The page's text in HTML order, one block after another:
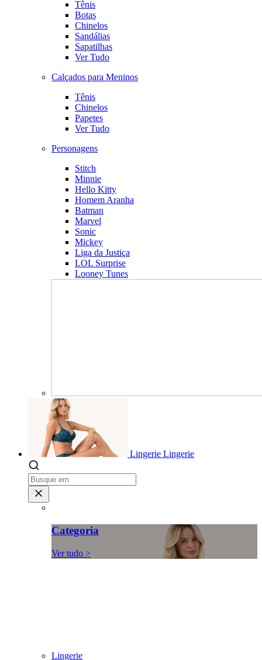
Tênis
Botas
Chinelos
Sandálias
Sapatilhas
Ver Tudo
Calçados para Meninos
Tênis
Chinelos
Papetes
Ver Tudo
Personagens
Stitch
Minnie
Hello Kitty
Homem Aranha
Batman
Marvel
Sonic
Mickey
Liga da Justiça
LOL Surprise
Looney Tunes
Lingerie Lingerie
Categoria
Ver tudo >
Lingerie